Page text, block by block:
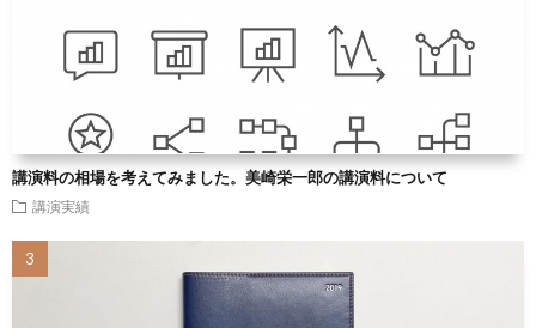
講演料の相場を考えてみました。美崎栄一郎の講演料について
講演実績